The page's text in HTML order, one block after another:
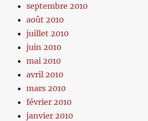
septembre 2010
août 2010
juillet 2010
juin 2010
mai 2010
avril 2010
mars 2010
février 2010
janvier 2010